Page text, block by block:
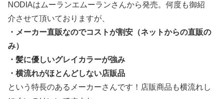
NODIAはムーランエムーランさんから発売。何度も御紹
介させて頂いておりますが、
・メーカー直販なのでコストが割安（ネットからの直販の
み）
・髪に優しいグレイカラーが強み
・横流れがほとんどしない店販品
という特長のあるメーカーさんです！店販商品も横流れし